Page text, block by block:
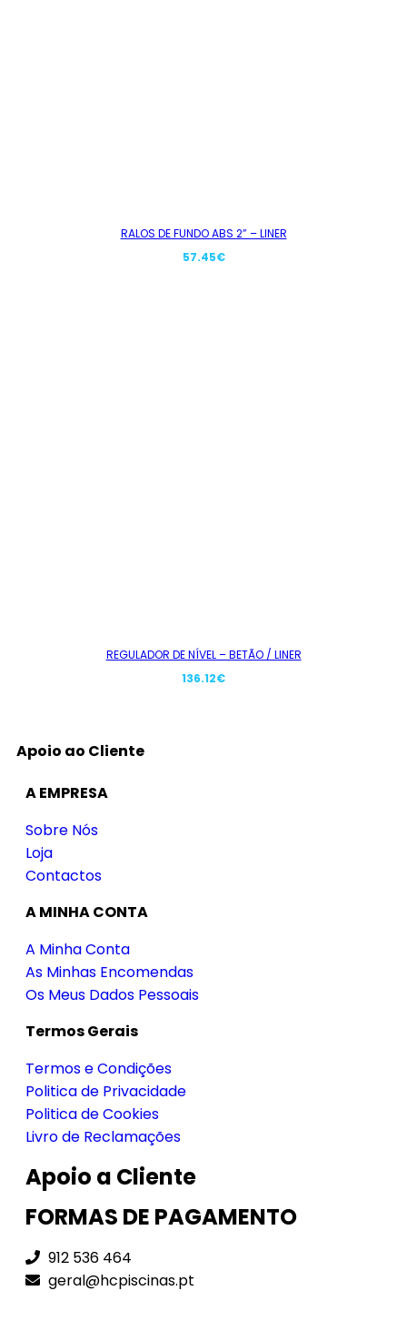
RALOS DE FUNDO ABS 2” – LINER
57.45€
REGULADOR DE NÍVEL – BETÃO / LINER
136.12€
Apoio ao Cliente
A EMPRESA
Sobre Nós
Loja
Contactos
A MINHA CONTA
A Minha Conta
As Minhas Encomendas
Os Meus Dados Pessoais
Termos Gerais
Termos e Condições
Politica de Privacidade
Politica de Cookies
Livro de Reclamações
Apoio a Cliente
FORMAS DE PAGAMENTO
912 536 464
geral@hcpiscinas.pt